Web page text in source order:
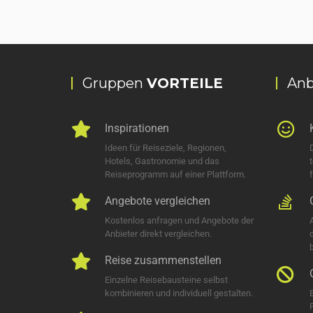
Gruppen VORTEILE
Inspirationen
Ideen für Reiseziele, Regionen,
Hotels, Gastronomie und das
Reiseprogramm auf einer Plattform.
Angebote vergleichen
Kostenlos anfragen und Angebote der
Anbieter direkt vergleichen.
Reise zusammenstellen
Einzelne Reisebausteine selbst
kombinieren und individuell gestalten.